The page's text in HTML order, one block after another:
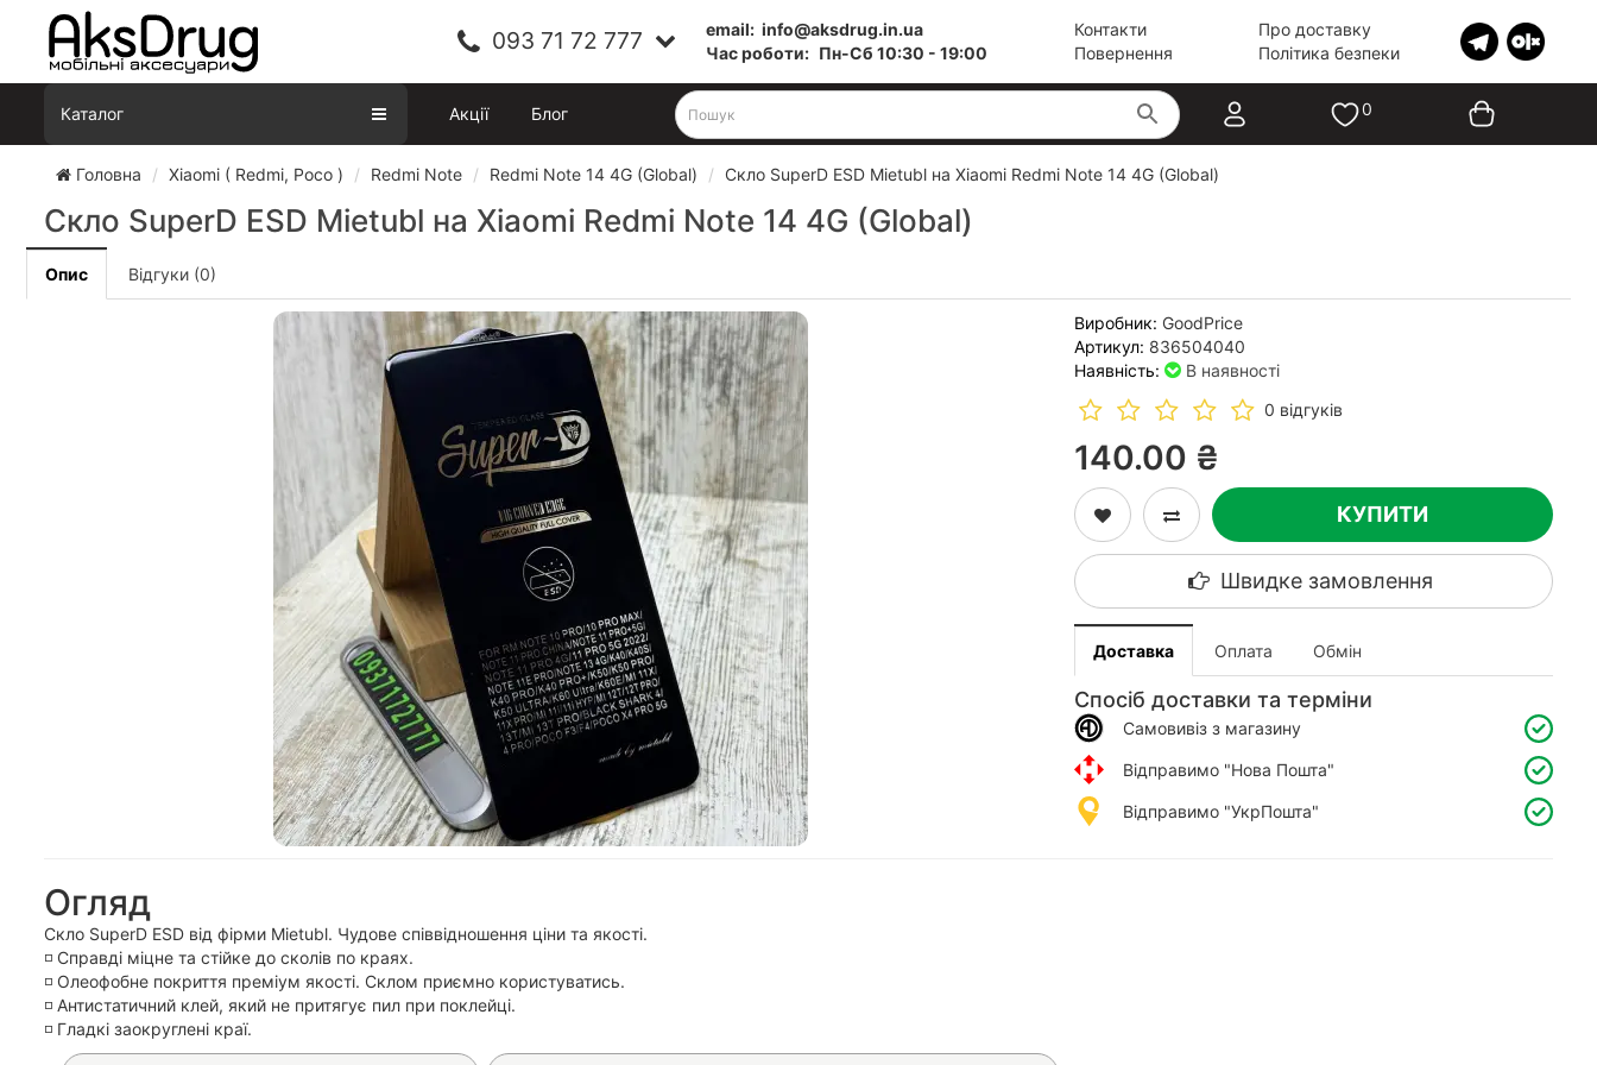
093 71 72 777 email: info@aksdrug.in.ua
Час роботи: Пн-Cб 10:30 - 19:00
Контакти
Повернення
Про доставку
Політика безпеки
Каталог Акції Блог 0
Головна Xiaomi ( Redmi, Poco ) Redmi Note Redmi Note 14 4G (Global) Скло SuperD ESD Mietubl на Xiaomi Redmi Note 14 4G (Global)
Скло SuperD ESD Mietubl на Xiaomi Redmi Note 14 4G (Global)
Опис Відгуки (0)
Виробник: GoodPrice
Артикул: 836504040
Наявність:
В наявності
0 відгуків
140.00 ₴
КУПИТИ
Швидке замовлення
Доставка Оплата Обмін
Спосіб доставки та терміни
Самовивіз з магазину
Відправимо "Нова Пошта"
Відправимо "УкрПошта"
Огляд
Скло SuperD ESD від фірми Mietubl. Чудове співвідношення ціни та якості.
◽️ Справді міцне та стійке до сколів по краях.
◽️ Олеофобне покриття преміум якості. Склом приємно користуватись.
◽️ Антистатичний клей, який не притягує пил при поклейці.
◽️ Гладкі заокруглені краї.